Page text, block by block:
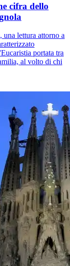
cifra dello
una lettura attorno a
portata tra
al volto di chi